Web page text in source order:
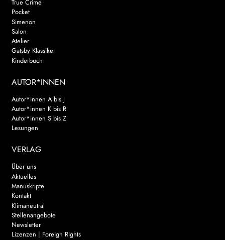
True Crime
Pocket
Simenon
Salon
Atelier
Gatsby Klassiker
Kinderbuch
AUTOR*INNEN
Autor*innen A bis J
Autor*innen K bis R
Autor*innen S bis Z
Lesungen
VERLAG
Über uns
Aktuelles
Manuskripte
Kontakt
Klimaneutral
Stellenangebote
Newsletter
Lizenzen | Foreign Rights